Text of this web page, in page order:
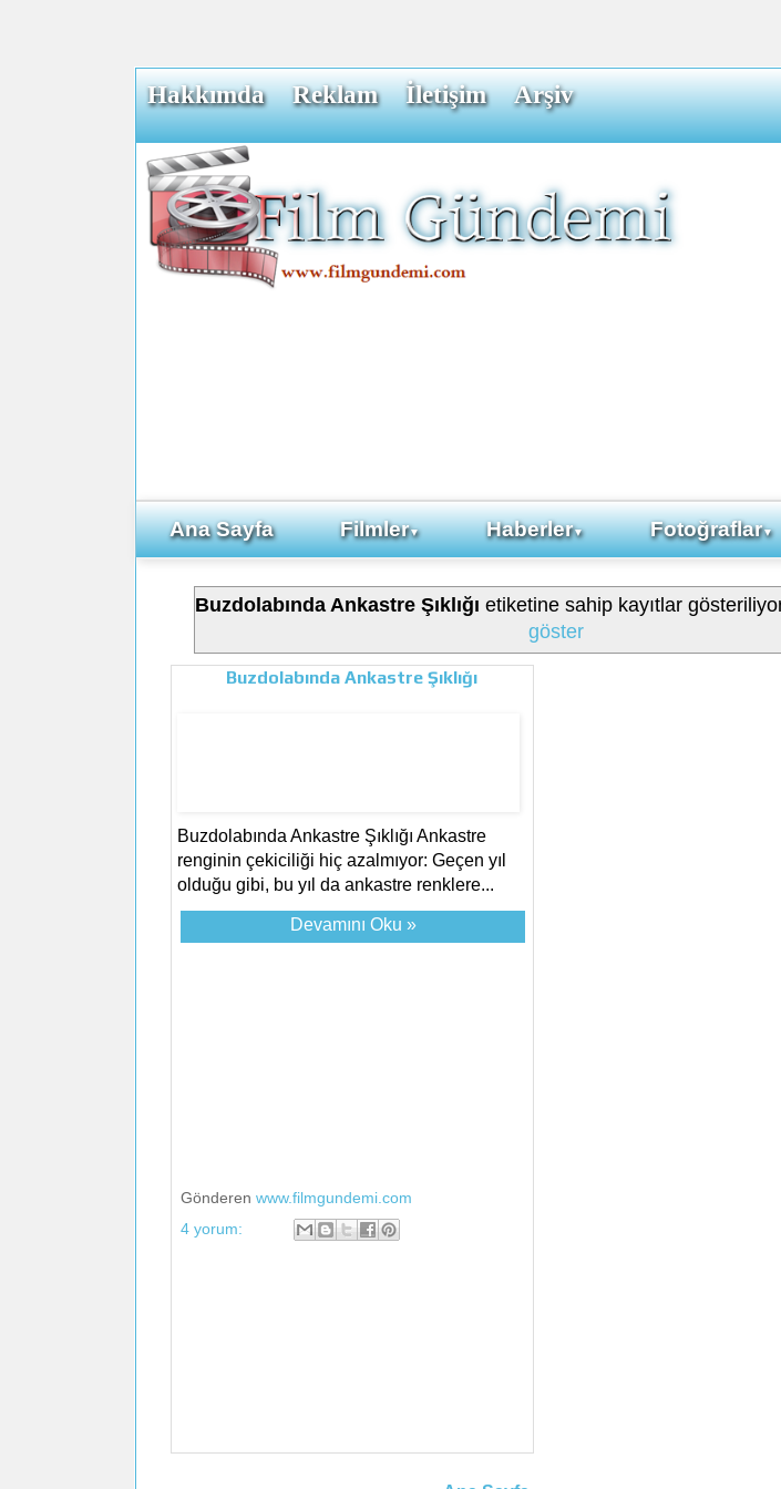
Hakkımda Reklam İletişim Arşiv
Ana Sayfa Filmler▼ Haberler▼ Fotoğraflar▼
Buzdolabında Ankastre Şıklığı etiketine sahip kayıtlar
göster
Buzdolabında Ankastre Şıklığı
Buzdolabında Ankastre Şıklığı Ankastre
renginin çekiciliği hiç azalmıyor: Geçen yıl
olduğu gibi, bu yıl da ankastre renklere...
Devamını Oku »
Gönderen www.filmgundemi.com
4 yorum: